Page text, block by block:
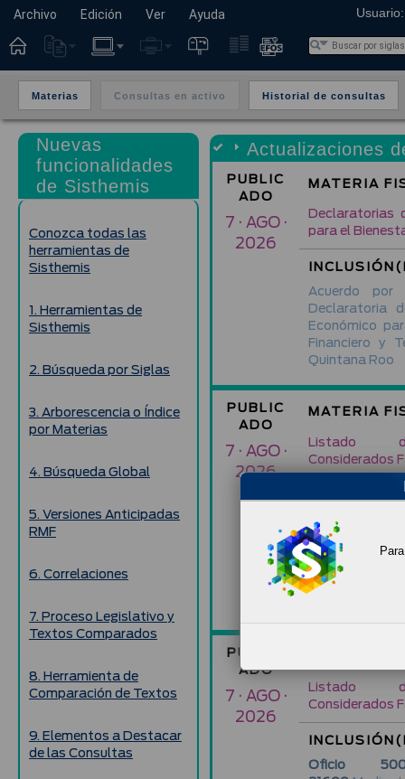
Archivo Edición Ver Ayuda
Materias Consultas en activo Historial de consultas
Actualizaciones
PUBLIC
ADO
MATERIA
7 · AGO ·
2026
Declaratorias
para el
Acuerdo
Declaratoria
Económico
Financiero y
Quintana Roo
PUBLIC
ADO
MATERIA
7 · AGO ·
2026
Listado
Considerados
Oficio 500-
21590
Nombre y la
Federal de
Refiere la
PUBLIC
ADO
7 · AGO ·
2026
Listado
Considerados
Oficio 500-
Nuevas
funcionalidades
de Sisthemis
Conozca todas las
herramientas de
Sisthemis
1. Herramientas de
Sisthemis
2. Búsqueda por Siglas
3. Arborescencia o Índice
por Materias
4. Búsqueda Global
5. Versiones Anticipadas
RMF
6. Correlaciones
7. Proceso Legislativo y
Textos Comparados
8. Herramienta de
Comparación de Textos
9. Elementos a Destacar
de las Consultas